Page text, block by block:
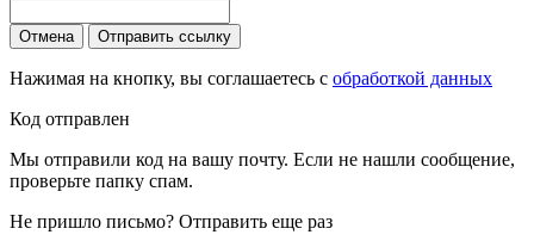
Отмена Отправить ссылку
Нажимая на кнопку, вы соглашаетесь с обработкой данных
Код отправлен
Мы отправили код на вашу почту. Если не нашли сообщение,
проверьте папку спам.
Не пришло письмо? Отправить еще раз